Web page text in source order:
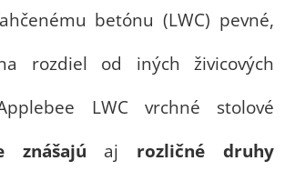
betónu (LWC) pevné,
rozdiel od iných živicových
LWC vrchné stolové
znášajú aj rozličné druhy